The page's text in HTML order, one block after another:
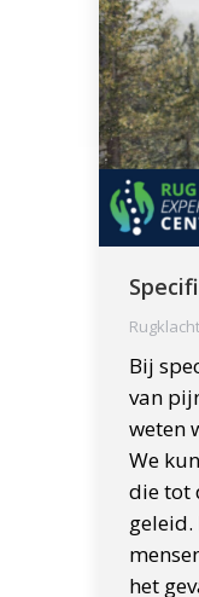
Bij
van
weten
We
die tot
het